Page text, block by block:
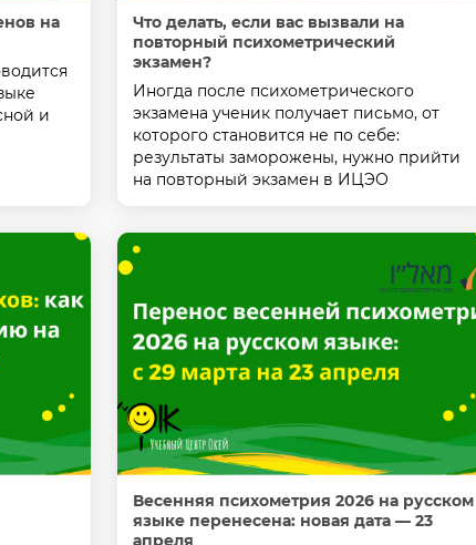
на
и
Что делать, если вас вызвали на
повторный психометрический
экзамен?
Иногда после психометрического
экзамена ученик получает письмо, от
которого становится не по себе:
результаты заморожены, нужно прийти
на повторный экзамен в ИЦЭО
Весенняя психометрия 2026 на русском
языке перенесена: новая дата — 23
апреля